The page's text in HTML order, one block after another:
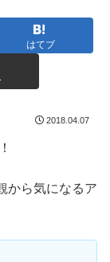
はてブ
2018.04.07
から気になるア